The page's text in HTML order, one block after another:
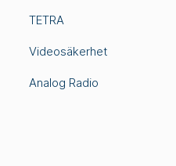
TETRA
Videosäkerhet
Analog Radio